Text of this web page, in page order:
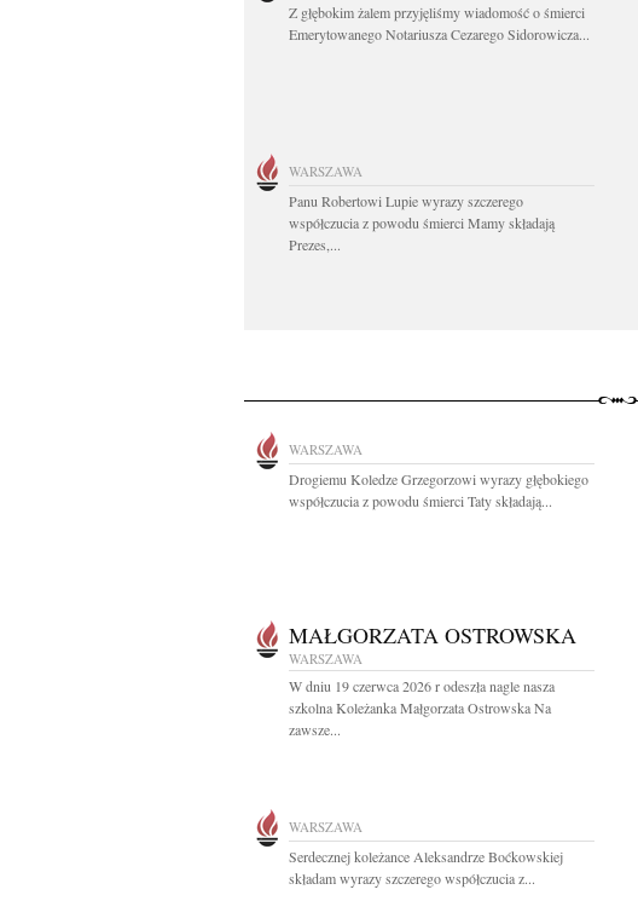
Z głębokim żalem przyjęliśmy wiadomość o śmierci
Emerytowanego Notariusza Cezarego Sidorowicza...
WARSZAWA
Panu Robertowi Lupie wyrazy szczerego
współczucia z powodu śmierci Mamy składają
Prezes,...
WARSZAWA
Drogiemu Koledze Grzegorzowi wyrazy głębokiego
współczucia z powodu śmierci Taty składają...
MAŁGORZATA OSTROWSKA
WARSZAWA
W dniu 19 czerwca 2026 r odeszła nagle nasza
szkolna Koleżanka Małgorzata Ostrowska Na
zawsze...
WARSZAWA
Serdecznej koleżance Aleksandrze Boćkowskiej
składam wyrazy szczerego współczucia z...